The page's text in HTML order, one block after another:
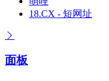
18.CX - 短网址
面板